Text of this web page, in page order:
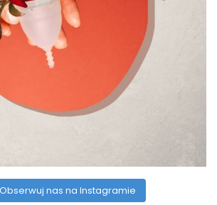
Obserwuj nas na Instagramie